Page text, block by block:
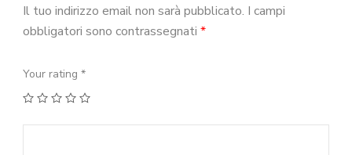
Il tuo indirizzo email non sarà pubblicato. I campi
obbligatori sono contrassegnati *
Your rating *
1 2 3 4